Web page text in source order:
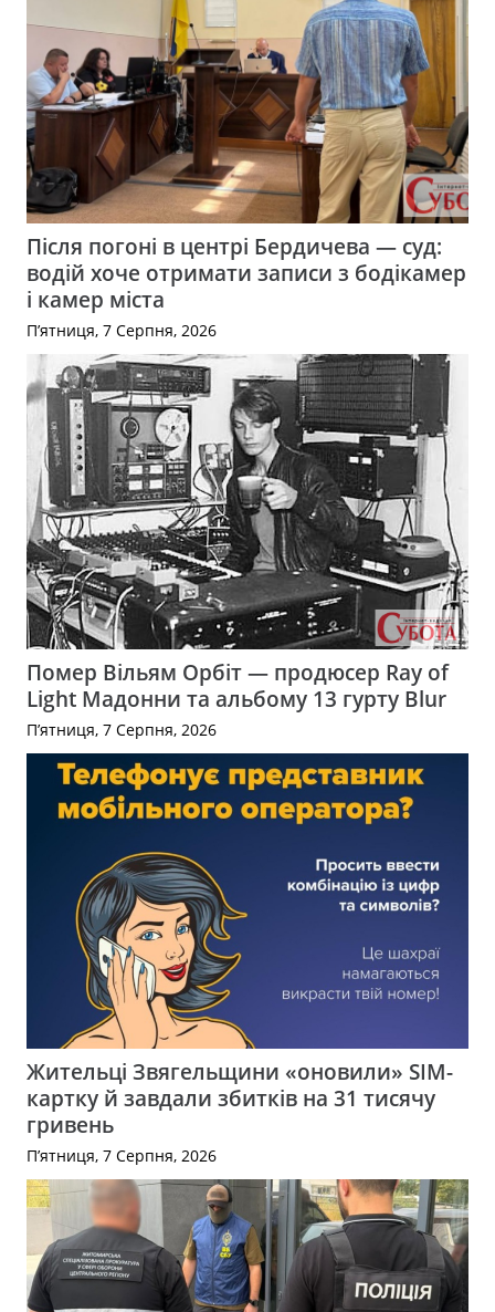
Після погоні в центрі Бердичева — суд:
водій хоче отримати записи з бодікамер
і камер міста
П’ятниця, 7 Серпня, 2026
Помер Вільям Орбіт — продюсер Ray of
Light Мадонни та альбому 13 гурту Blur
П’ятниця, 7 Серпня, 2026
Жительці Звягельщини «оновили» SIM-
картку й завдали збитків на 31 тисячу
гривень
П’ятниця, 7 Серпня, 2026